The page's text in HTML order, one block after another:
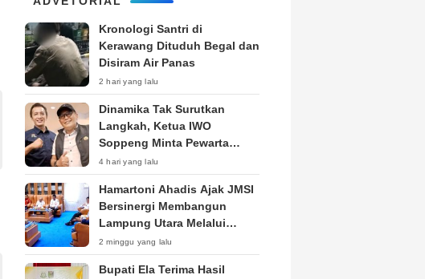
Kronologi Santri di
Kerawang Dituduh Begal dan
Disiram Air Panas
2 hari yang lalu
Dinamika Tak Surutkan
Langkah, Ketua IWO
Soppeng Minta Pewarta
Pegang Teguh Kode Etik
4 hari yang lalu
Hamartoni Ahadis Ajak JMSI
Bersinergi Membangun
Lampung Utara Melalui
Pemberitaan
2 minggu yang lalu
Bupati Ela Terima Hasil